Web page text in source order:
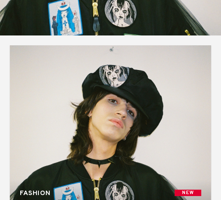
FASHION NEW